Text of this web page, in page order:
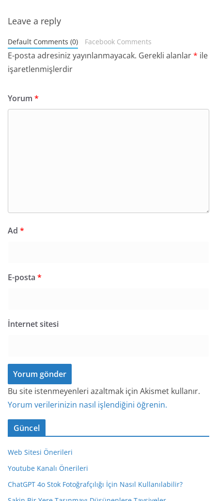
Leave a reply
Default Comments (0) Facebook Comments
E-posta adresiniz yayınlanmayacak. Gerekli alanlar* ile
işaretlenmişlerdir
Yorum *
Ad *
E-posta *
İnternet sitesi
Bu site istenmeyenleri azaltmak için Akismet kullanır.
Yorum verilerinizin nasıl işlendiğini öğrenin.
Güncel
Web Sitesi Önerileri
Youtube Kanalı Önerileri
ChatGPT 4o Stok Fotoğrafçılığı İçin Nasıl Kullanılabilir?